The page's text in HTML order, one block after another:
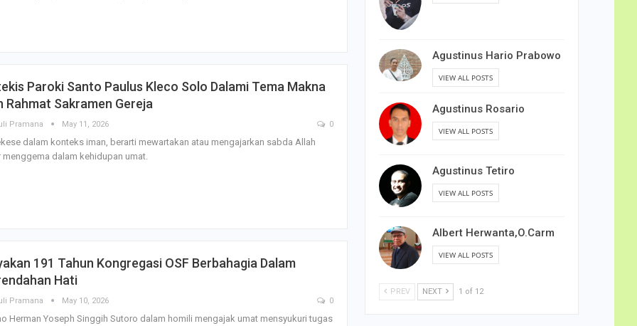
Paroki Santo Paulus Kleco Solo Dalami Tema Makna
Rahmat Sakramen Gereja
Pramana May 11, 2026 0
dalam konteks iman, berarti mewartakan atau mengajarkan sabda Allah
menggema dalam kehidupan umat.
191 Tahun Kongregasi OSF Berbahagia Dalam
Hati
Pramana May 10, 2026 0
Herman Yoseph Singgih Sutoro dalam homili mengajak umat mensyukuri tugas
Agustinus Hario Prabowo
VIEW ALL POSTS
Agustinus Rosario
VIEW ALL POSTS
Agustinus Tetiro
VIEW ALL POSTS
Albert Herwanta,O.Carm
VIEW ALL POSTS
PREV NEXT 1 of 12